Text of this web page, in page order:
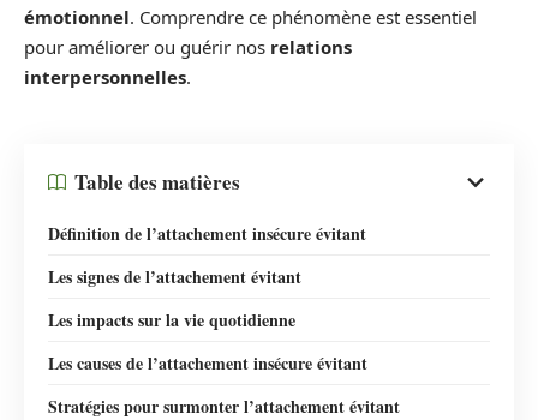
émotionnel. Comprendre ce phénomène est essentiel
pour améliorer ou guérir nos relations
interpersonnelles.
Table des matières
Définition de l’attachement insécure évitant
Les signes de l’attachement évitant
Les impacts sur la vie quotidienne
Les causes de l’attachement insécure évitant
Stratégies pour surmonter l’attachement évitant